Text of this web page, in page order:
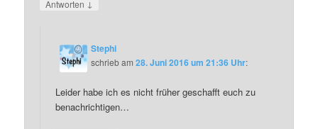
Antworten ↓
Stephi
schriebam28. Juni 2016 um 21:36 Uhr:
Leider habe ich es nicht früher geschafft euch zu
benachrichtigen…